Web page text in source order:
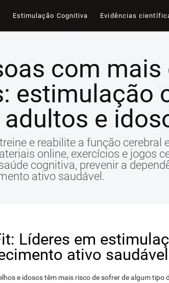
Estimulação Cognitiva Evidências
com mais
estimulação
adultos e
e reabilite a função cerebral
online, exercícios e jogos
cognitiva, prevenir a
ativo saudável.
Líderes em
ativo
e idosos têm mais risco de sofrer de algum tipo